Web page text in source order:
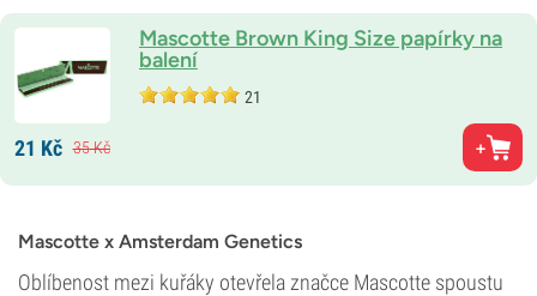
Mascotte Brown King Size papírky na
balení
21
21 Kč 35Kč
Mascotte x Amsterdam Genetics
Oblíbenost mezi kuřáky otevřela značce Mascotte spoustu